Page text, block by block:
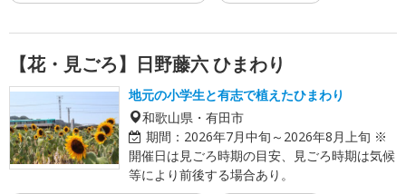
【花・見ごろ】日野藤六 ひまわり
地元の小学生と有志で植えたひまわり
和歌山県・有田市
期間： 2026年7月中旬～2026年8月上旬 ※
開催日は見ごろ時期の目安、見ごろ時期は気候
等により前後する場合あり。